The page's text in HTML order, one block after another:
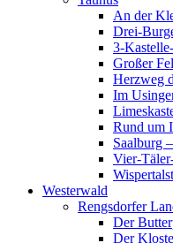
An der
Drei-
3-
Großer
Herzweg
Im
Rund um
Saalburg
Vier-
Westerwald
Rengsdorfer
Der
Der